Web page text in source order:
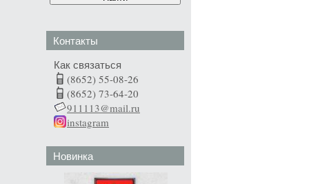
Контакты
Как связаться
(8652) 55-08-26
(8652) 73-64-20
911113@mail.ru
instagram
Новинка